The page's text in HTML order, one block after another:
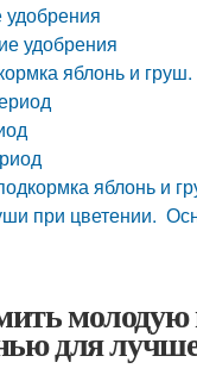
удобрения
яблонь и
яблонь и
при цветении.
для